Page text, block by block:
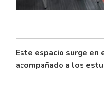
Este espacio surge en
acompañado a los